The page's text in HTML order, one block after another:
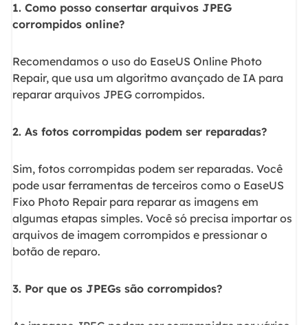
1. Como posso consertar arquivos JPEG
corrompidos online?
Recomendamos o uso do EaseUS Online Photo
Repair, que usa um algoritmo avançado de IA para
reparar arquivos JPEG corrompidos.
2. As fotos corrompidas podem ser reparadas?
Sim, fotos corrompidas podem ser reparadas. Você
pode usar ferramentas de terceiros como o EaseUS
Fixo Photo Repair para reparar as imagens em
algumas etapas simples. Você só precisa importar os
arquivos de imagem corrompidos e pressionar o
botão de reparo.
3. Por que os JPEGs são corrompidos?